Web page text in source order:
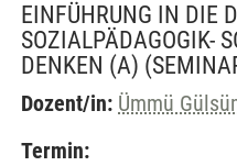
EINFÜHRUNG IN DIE
SOZIALPÄDAGOGIK-
DENKEN (A)
Dozent/in: Ümmü
Termin: